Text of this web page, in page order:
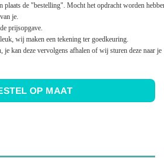
plaats de "bestelling". Mocht het opdracht worden
je.
prijsopgave.
wij maken een tekening ter goedkeuring.
je kan deze vervolgens afhalen of wij sturen deze naar je
OP MAAT